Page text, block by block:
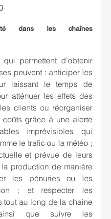
dans les chaînes
permettent d'obtenir
peuvent : anticiper les
laissant le temps de
atténuer les effets des
clients ou réorganiser
grâce à une alerte
imprévisibles qui
le trafic ou la météo ;
et prévue de leurs
production de manière
les pénuries ou les
; et respecter les
tout au long de la chaîne
ainsi que suivre les